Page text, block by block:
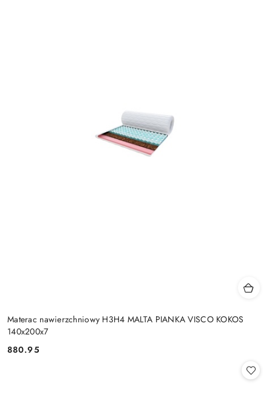
Materac nawierzchniowy H3H4 MALTA PIANKA VISCO KOKOS
140x200x7
Cena:
880.95